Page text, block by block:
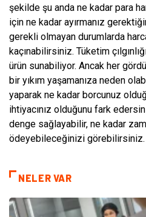
şekilde şu anda ne kadar para
için ne kadar ayırmanız
gerekli olmayan durumlarda
kaçınabilirsiniz. Tüketim
ürün sunabiliyor. Ancak her
bir yıkım yaşamanıza neden
yaparak ne kadar borcunuz
ihtiyacınız olduğunu fark
denge sağlayabilir, ne kadar
ödeyebileceğinizi görebilirsiniz.
NELER VAR